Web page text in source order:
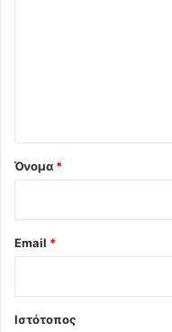
Όνομα *
Email *
Ιστότοπος